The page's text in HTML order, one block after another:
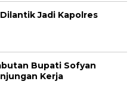
Jadi Kapolres
Bupati Sofyan
Kerja